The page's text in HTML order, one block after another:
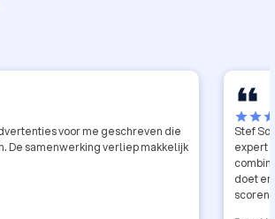
voor me geschreven die
De samenwerking verliep makkelijk
starstar
Stef
expert
doet
scoren